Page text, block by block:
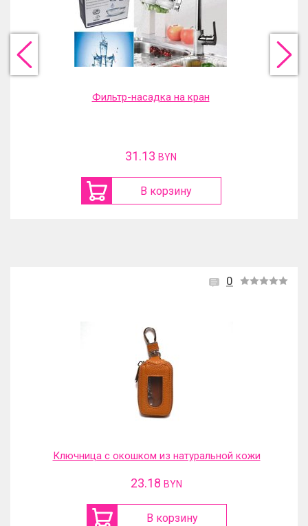
Фильтр-насадка на кран
31.13 BYN
В корзину
0
Ключница с окошком из натуральной кожи
23.18 BYN
В корзину